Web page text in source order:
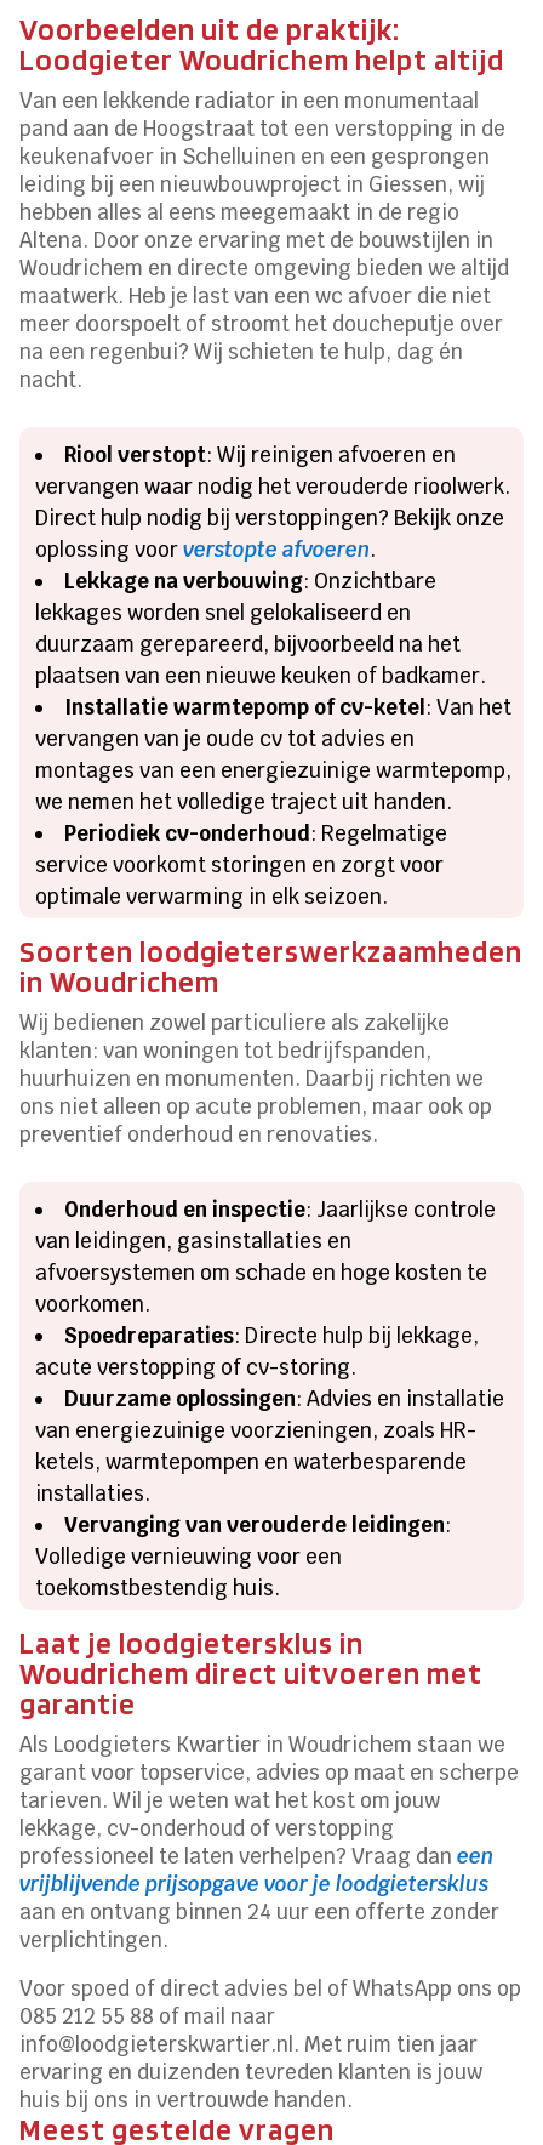
Voorbeelden uit de praktijk:
Loodgieter Woudrichem helpt altijd
Van een lekkende radiator in een monumentaal
pand aan de Hoogstraat tot een verstopping in de
keukenafvoer in Schelluinen en een gesprongen
leiding bij een nieuwbouwproject in Giessen, wij
hebben alles al eens meegemaakt in de regio
Altena. Door onze ervaring met de bouwstijlen in
Woudrichem en directe omgeving bieden we altijd
maatwerk. Heb je last van een wc afvoer die niet
meer doorspoelt of stroomt het doucheputje over
na een regenbui? Wij schieten te hulp, dag én
nacht.
Riool verstopt: Wij reinigen afvoeren en
vervangen waar nodig het verouderde rioolwerk.
Direct hulp nodig bij verstoppingen? Bekijk onze
oplossing voorverstopte afvoeren.
Lekkage na verbouwing: Onzichtbare
lekkages worden snel gelokaliseerd en
duurzaam gerepareerd, bijvoorbeeld na het
plaatsen van een nieuwe keuken of badkamer.
Installatie warmtepomp of cv-ketel : Van het
vervangen van je oude cv tot advies en
montages van een energiezuinige warmtepomp,
we nemen het volledige traject uit handen.
Periodiek cv-onderhoud: Regelmatige
service voorkomt storingen en zorgt voor
optimale verwarming in elk seizoen.
Soorten loodgieterswerkzaamheden
in Woudrichem
Wij bedienen zowel particuliere als zakelijke
klanten: van woningen tot bedrijfspanden,
huurhuizen en monumenten. Daarbij richten we
ons niet alleen op acute problemen, maar ook op
preventief onderhoud en renovaties.
Onderhoud en inspectie: Jaarlijkse controle
van leidingen, gasinstallaties en
afvoersystemen om schade en hoge kosten te
voorkomen.
Spoedreparaties: Directe hulp bij lekkage,
acute verstopping of cv-storing.
Duurzame oplossingen: Advies en installatie
van energiezuinige voorzieningen, zoals HR-
ketels, warmtepompen en waterbesparende
installaties.
Vervanging van verouderde leidingen:
Volledige vernieuwing voor een
toekomstbestendig huis.
Laat je loodgietersklus in
Woudrichem direct uitvoeren met
garantie
Als Loodgieters Kwartier in Woudrichem staan we
garant voor topservice, advies op maat en scherpe
tarieven. Wil je weten wat het kost om jouw
lekkage, cv-onderhoud of verstopping
professioneel te laten verhelpen? Vraag daneen
vrijblijvende prijsopgave voor je loodgietersklus
aan en ontvang binnen 24 uur een offerte zonder
verplichtingen.
Voor spoed of direct advies bel of WhatsApp ons op
085 212 55 88 of mail naar
info@loodgieterskwartier.nl. Met ruim tien jaar
ervaring en duizenden tevreden klanten is jouw
huis bij ons in vertrouwde handen.
Meest gestelde vragen